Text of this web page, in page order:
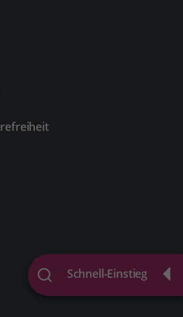
Schnell-Einstieg